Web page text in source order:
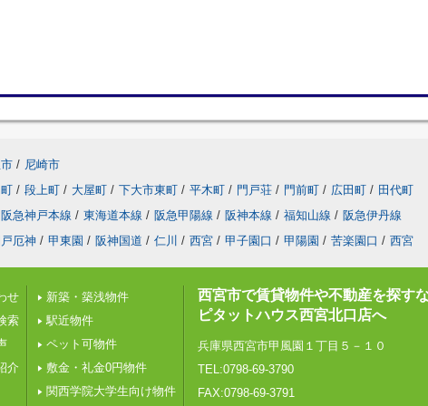
/ 尼崎市
/ 段上町 / 大屋町 / 下大市東町 / 平木町 / 門戸荘 / 門前町 / 広田町 / 田代町
阪急神戸本線 / 東海道本線 / 阪急甲陽線 / 阪神本線 / 福知山線 / 阪急伊丹線
厄神 / 甲東園 / 阪神国道 / 仁川 / 西宮 / 甲子園口 / 甲陽園 / 苦楽園口 / 西宮
せ
索
介
新築・築浅物件
駅近物件
ペット可物件
敷金・礼金0円物件
関西学院大学生向け物件
西宮市で賃貸物件や不動産を探す
ピタットハウス西宮北口店へ
兵庫県西宮市甲風園１丁目５－１０
TEL:0798-69-3790
FAX:0798-69-3791